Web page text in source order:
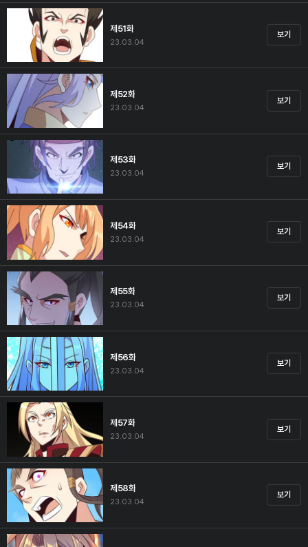
제51화
23.03.04
보기
제52화
23.03.04
보기
제53화
23.03.04
보기
제54화
23.03.04
보기
제55화
23.03.04
보기
제56화
23.03.04
보기
제57화
23.03.04
보기
제58화
23.03.04
보기